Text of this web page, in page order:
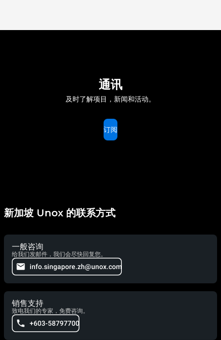
通讯
及时了解项目，新闻和活动。
订阅
新加坡 Unox 的联系方式
一般咨询
给我们发邮件，我们会尽快回复您。
info.singapore.zh@unox.com
销售支持
致电我们的专家，免费咨询。
+603-58797700